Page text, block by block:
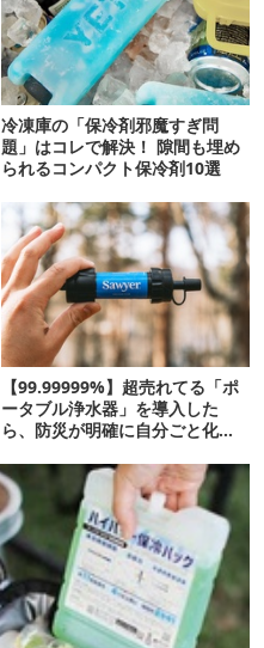
冷凍庫の「保冷剤邪魔すぎ問
題」はコレで解決！ 隙間も埋め
られるコンパクト保冷剤10選
【99.99999%】超売れてる「ポ
ータブル浄水器」を導入した
ら、防災が明確に自分ごと化し